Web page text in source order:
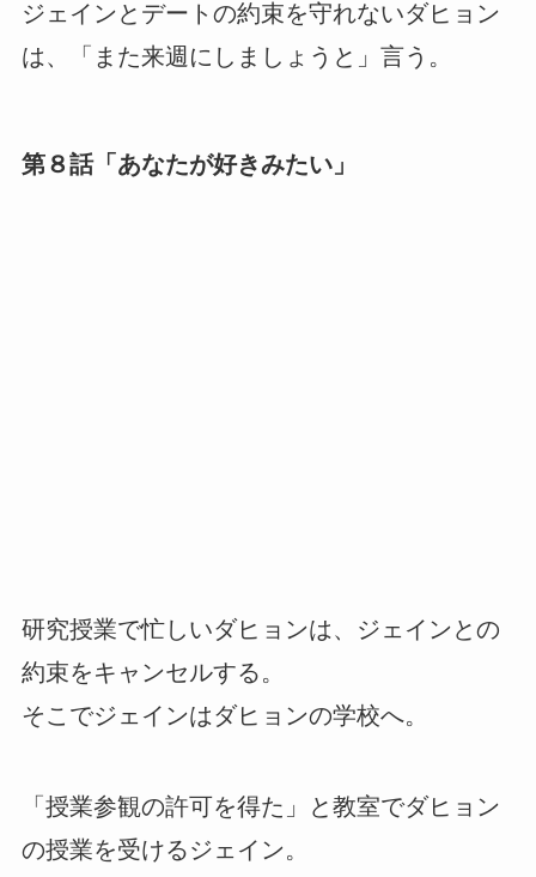
ジェインとデートの約束を守れないダヒョン
は、「また来週にしましょうと」言う。
第８話「あなたが好きみたい」
研究授業で忙しいダヒョンは、ジェインとの
約束をキャンセルする。
そこでジェインはダヒョンの学校へ。
「授業参観の許可を得た」と教室でダヒョン
の授業を受けるジェイン。